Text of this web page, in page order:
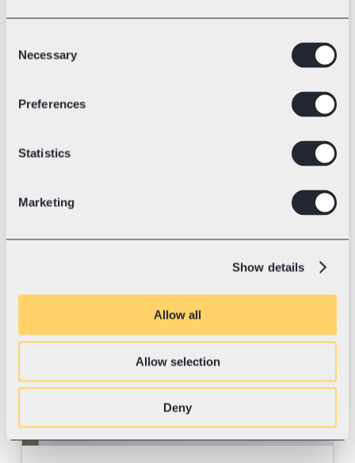
Selection
Necessary
Preferences
Statistics
Marketing
Show details
Allow all
Allow selection
Deny
Elektrinių lenktyninių kartingų technologija
💛 Su „Swotzy“ nuo
rekordas ir kelias į tvarią ateitį
„Blue Shock Race“ yra tikra kartingų
pasaulio rekordus, keičia rinką iš esmės ir
37 šalis.